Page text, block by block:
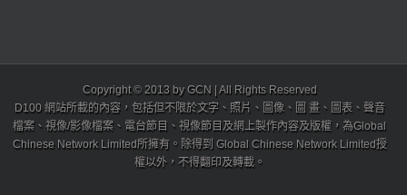
Copyright © 2013 by GCN | All Rights Reserved
D100 網站所載的內容，包括但不限於文字、照片、圖像、圖 畫、圖表、聲音
檔案、視像/影像檔案、電台節目、視像節目及網上製作內容及版權，為Global
Chinese Network Limited所擁有。除得到 Global Chinese Network Limited授
權以外，不得翻印及轉載。